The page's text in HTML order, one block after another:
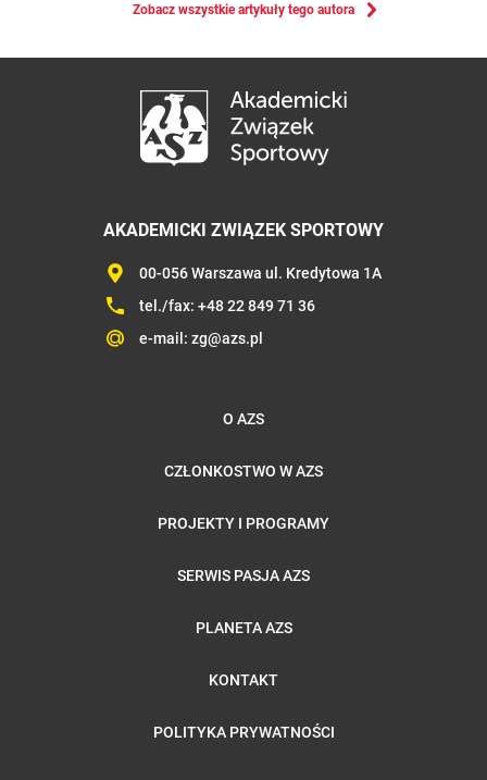
Zobacz wszystkie artykuły tego autora
AKADEMICKI ZWIĄZEK SPORTOWY
00-056 Warszawa ul. Kredytowa 1A
tel./fax: +48 22 849 71 36
e-mail: zg@azs.pl
O AZS
CZŁONKOSTWO W AZS
PROJEKTY I PROGRAMY
SERWIS PASJA AZS
PLANETA AZS
KONTAKT
POLITYKA PRYWATNOŚCI